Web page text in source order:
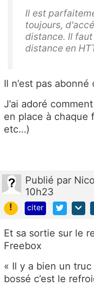
Il est
toujours,
distance. Il
distance en
Il n’est pas
J’ai adoré
en place à chaque
etc…)
Publié par
10h23
!
citer
Et sa sortie sur le
Freebox
« Il y a bien un
bossé c’est le